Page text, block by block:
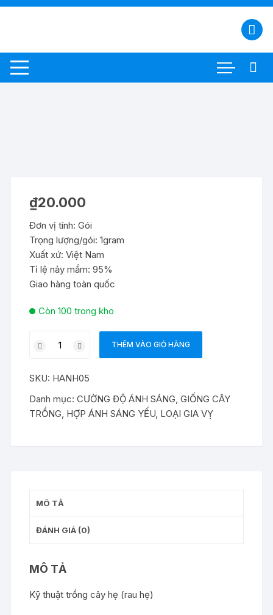
Chuyển
dung
₫20.000
Đơn vị tính: Gói
Trọng lượng/gói: 1gram
Xuất xứ: Việt Nam
Tỉ lệ nảy mầm: 95%
Giao hàng toàn quốc
Còn 100 trong kho
giống
tây
số
lượng
THÊM VÀO GIỎ HÀNG
SKU: HANH05
Danh mục:CƯỜNG ĐỘ ÁNH SÁNG,GIỐNG CÂY
TRỒNG, HỢP ÁNH SÁNG YẾU, LOẠI GIA VỴ
MÔ TẢ
ĐÁNH GIÁ (0)
MÔ TẢ
Kỹ thuật trồng cây hẹ (rau hẹ)